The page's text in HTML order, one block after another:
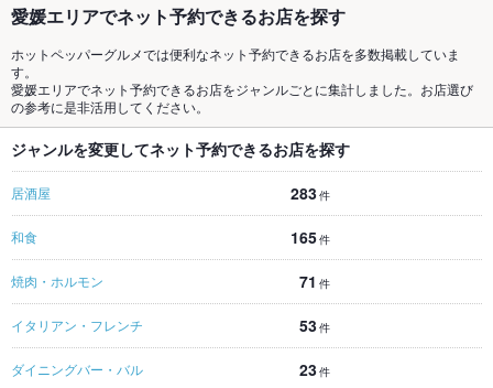
愛媛エリアでネット予約できるお店を探す
ホットペッパーグルメでは便利なネット予約できるお店を多数掲載していま
す。
愛媛エリアでネット予約できるお店をジャンルごとに集計しました。お店選び
の参考に是非活用してください。
ジャンルを変更してネット予約できるお店を探す
居酒屋 283件
和食 165件
焼肉・ホルモン 71 件
イタリアン・フレンチ 53件
ダイニングバー・バル 23件